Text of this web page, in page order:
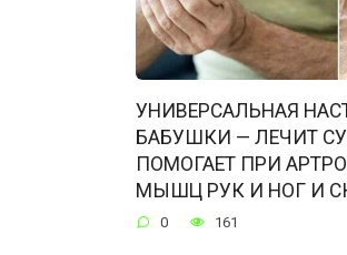
УНИВЕРСАЛЬНАЯ
БАБУШКИ — ЛЕЧИТ
ПОМОГАЕТ ПРИ
МЫШЦ РУК И НОГ И
0 161